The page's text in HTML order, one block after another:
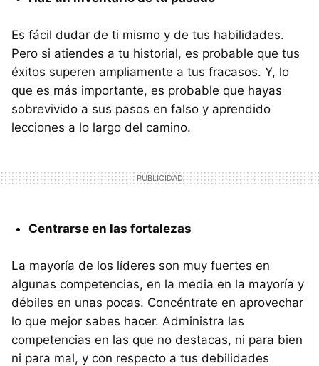
Es fácil dudar de ti mismo y de tus habilidades.
Pero si atiendes a tu historial, es probable que tus
éxitos superen ampliamente a tus fracasos. Y, lo
que es más importante, es probable que hayas
sobrevivido a sus pasos en falso y aprendido
lecciones a lo largo del camino.
Centrarse en las fortalezas
La mayoría de los líderes son muy fuertes en
algunas competencias, en la media en la mayoría y
débiles en unas pocas. Concéntrate en aprovechar
lo que mejor sabes hacer. Administra las
competencias en las que no destacas, ni para bien
ni para mal, y con respecto a tus debilidades